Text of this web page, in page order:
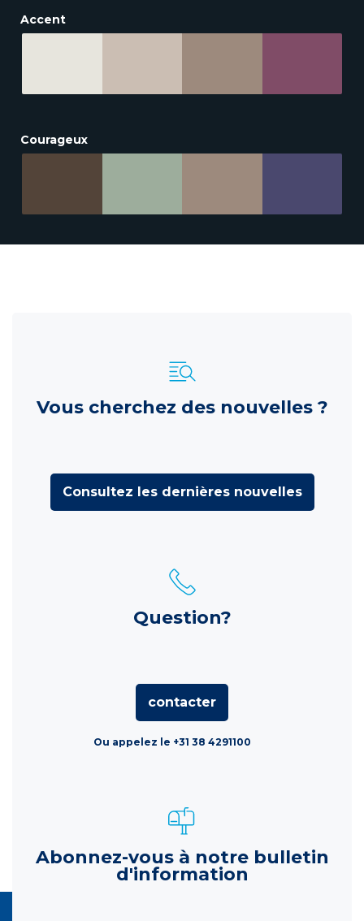
Accent
Courageux
Vous cherchez des nouvelles ?
Consultez les dernières nouvelles
Question?
contacter
Ou appelez le +31 38 4291100
Abonnez-vous à notre bulletin
d'information